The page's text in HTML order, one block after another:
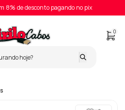
8% de desconto pagando no pix
0